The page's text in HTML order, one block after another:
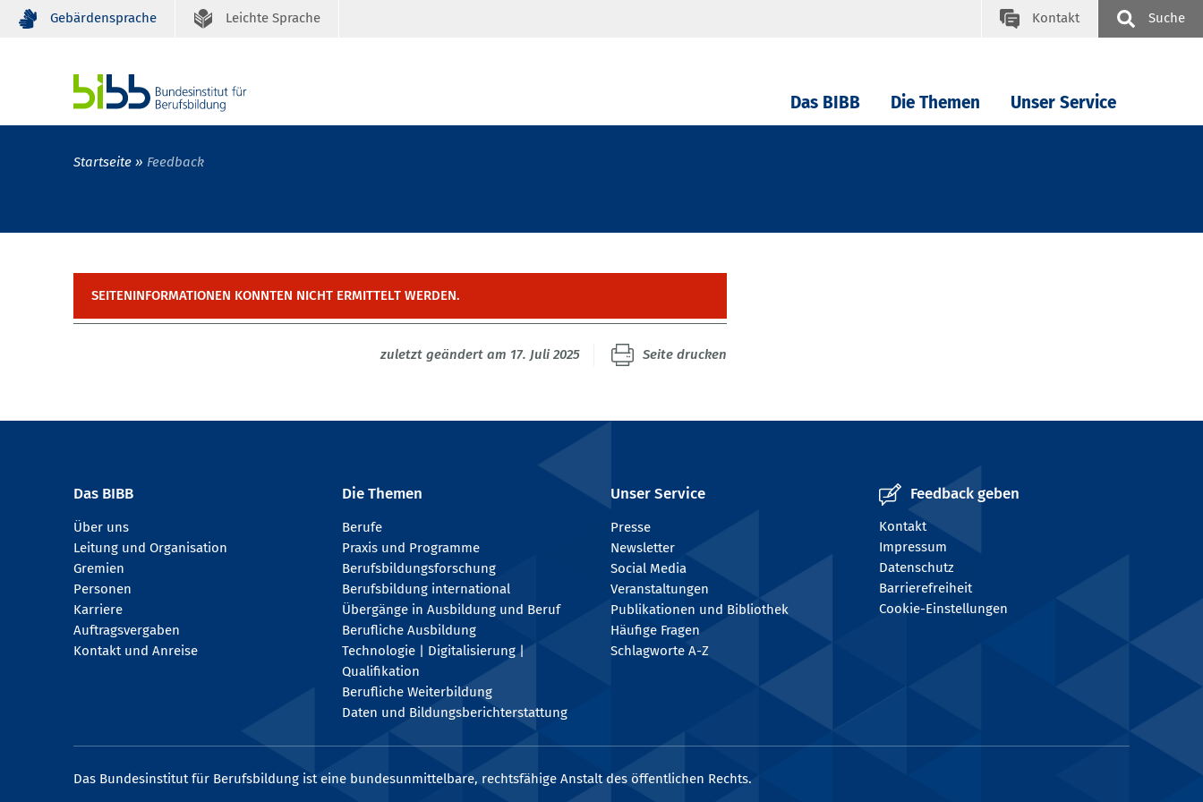
Gebärdensprache Leichte Sprache Kontakt Suche
Das BIBB Die Themen Unser Service
Startseite Feedback
SEITENINFORMATIONEN KONNTEN NICHT ERMITTELT WERDEN.
zuletzt geändert am 17. Juli 2025 Seite drucken
Das BIBB
Über uns
Leitung und Organisation
Gremien
Personen
Karriere
Auftragsvergaben
Kontakt und Anreise
Die Themen
Berufe
Praxis und Programme
Berufsbildungsforschung
Berufsbildung international
Übergänge in Ausbildung und Beruf
Berufliche Ausbildung
Technologie | Digitalisierung |
Qualifikation
Berufliche Weiterbildung
Daten und Bildungsberichterstattung
Unser Service
Presse
Newsletter
Social Media
Veranstaltungen
Publikationen und Bibliothek
Häufige Fragen
Schlagworte A-Z
Feedback geben
Kontakt
Impressum
Datenschutz
Barrierefreiheit
Cookie-Einstellungen
Das Bundesinstitut für Berufsbildung ist eine bundesunmittelbare, rechtsfähige Anstalt des öffentlichen Rechts.